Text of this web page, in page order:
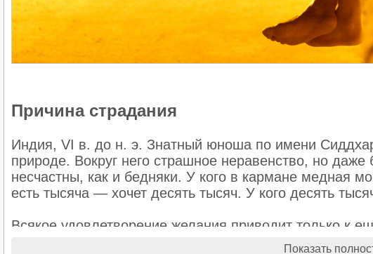
Причина страдания
Индия, VI в. до н. э. Знатный юноша по имени
природе. Вокруг него страшное неравенство, но
несчастны, как и бедняки. У кого в кармане медная
есть тысяча — хочет десять тысяч. У кого десять
Всякое удовлетворение желания приводит только к
страдать, заключает вдумчивый Гаутама, и уходит
Показать